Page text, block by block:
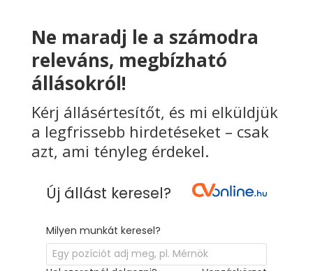
Ne maradj le a számodra
releváns, megbízható
állásokról!
Kérj állásértesítőt, és mi elküldjük
a legfrissebb hirdetéseket – csak
azt, ami tényleg érdekel.